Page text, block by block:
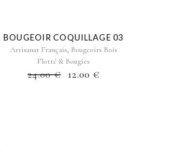
BOUGEOIR COQUILLAGE 03
Artisanat Français, Bougeoirs Bois
Flotté & Bougies
24.00€ 12.00 €